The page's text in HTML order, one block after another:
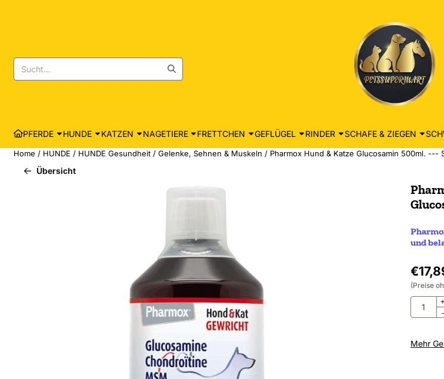
Suche
PFERDE HUNDE KATZEN NAGETIERE FRETTCHEN GEFLÜGEL RINDER SCHAFE & ZIEGEN
Home / HUNDE / HUNDE Gesundheit / Gelenke, Sehnen & Muskeln / Pharmox Hund & Katze Glucosamin 500ml.
Übersicht
und
€
(Preise
Anzahl
+
-
Mehr